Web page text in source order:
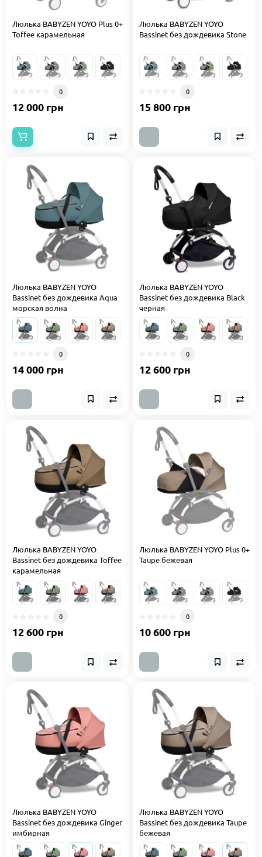
Люлька BABYZEN YOYO Plus 0+
Toffee карамельная
0
12 000 грн
Люлька BABYZEN YOYO
Bassinet без дождевика Stone
0
15 800 грн
Люлька BABYZEN YOYO
Bassinet без дождевика Aqua
морская волна
0
14 000 грн
Люлька BABYZEN YOYO
Bassinet без дождевика Black
черная
0
12 600 грн
Люлька BABYZEN YOYO
Bassinet без дождевика Toffee
карамельная
0
12 600 грн
Люлька BABYZEN YOYO Plus 0+
Taupe бежевая
0
10 600 грн
Люлька BABYZEN YOYO
Bassinet без дождевика Ginger
имбирная
Люлька BABYZEN YOYO
Bassinet без дождевика Taupe
бежевая